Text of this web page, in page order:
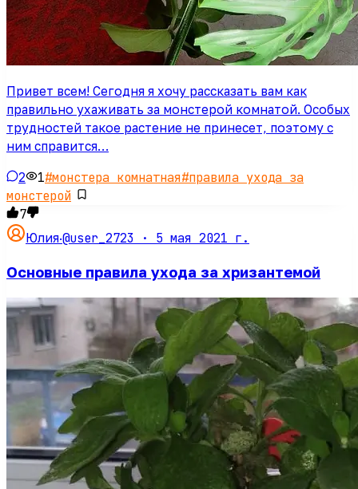
Привет всем! Сегодня я хочу рассказать вам как
правильно ухаживать за монстерой комнатой. Особых
трудностей такое растение не принесет, поэтому с
ним справится…
2 1#монстера комнатная#правила ухода за
монстерой
7
Юлия·@user_2723 · 5 мая 2021 г.
Основные правила ухода за хризантемой